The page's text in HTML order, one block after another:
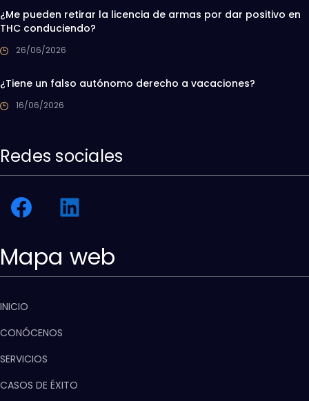
¿Me pueden retirar la licencia de armas por dar positivo en
THC conduciendo?
26/06/2026
¿Tiene un falso autónomo derecho a vacaciones?
16/06/2026
Redes sociales
Mapa web
INICIO
CONÓCENOS
SERVICIOS
CASOS DE ÉXITO